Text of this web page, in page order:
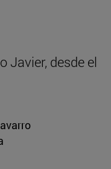
Javier, desde el